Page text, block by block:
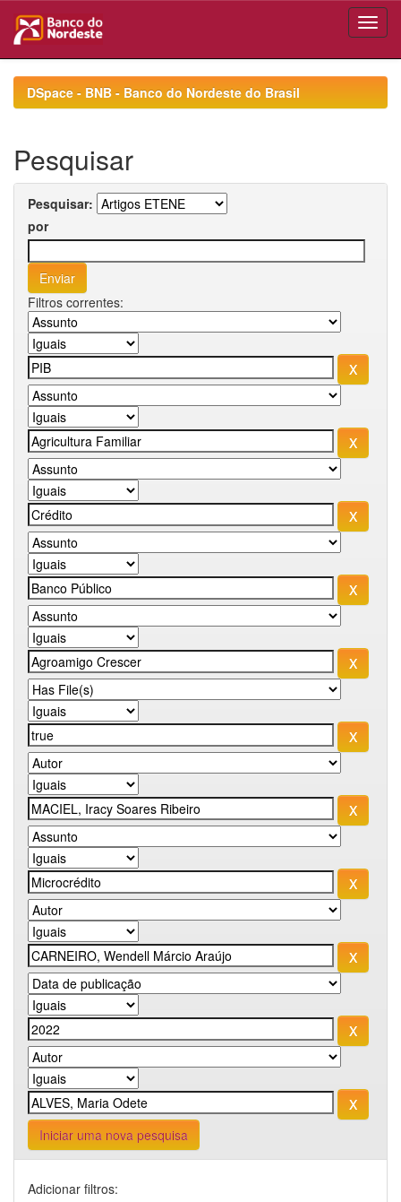
navigationDSpace - BNB - Banco do Nordeste do Brasil
Pesquisar
Pesquisar:
por
Filtros correntes:
Iniciar uma nova pesquisa
Adicionar filtros: